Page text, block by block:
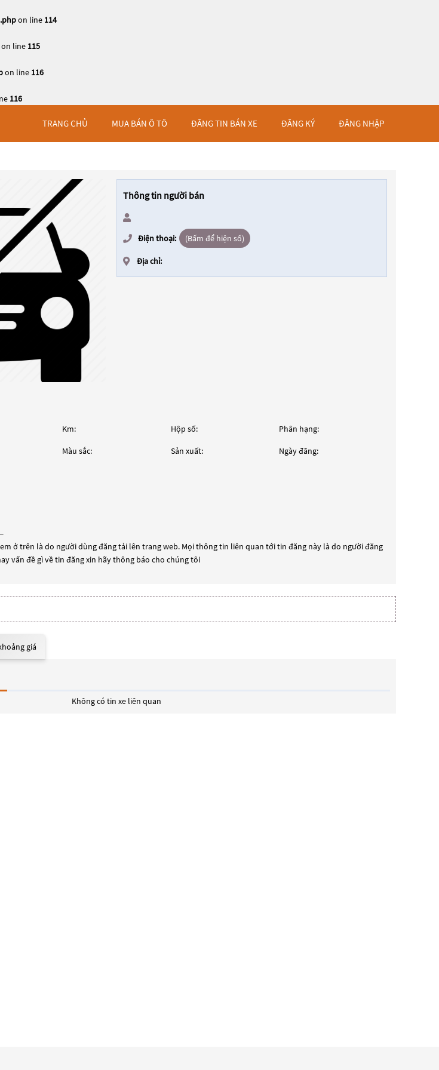
on line 114
on line 115
on line 116
116
TRANG CHỦ MUA BÁN Ô TÔ ĐĂNG TIN BÁN XE ĐĂNG KÝ ĐĂNG NHẬP
Thông tin người bán
Điện thoại: (Bấm để hiện số)
Địa chỉ:
Km: Hộp số: Phân hạng:
Màu sắc: Sản xuất: Ngày đăng:
ở trên là do người dùng đăng tải lên trang web. Mọi thông tin liên quan tới tin đăng này là do người đăng
vấn đề gì về tin đăng xin hãy thông báo cho chúng tôi
giá
Không có tin xe liên quan